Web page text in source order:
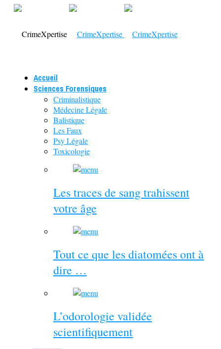
Accueil
Sciences Forensiques
Criminalistique
Médecine Légale
Balistique
Les Faux
Psy Légale
Toxicologie
Les traces de sang trahissent
votre âge
Tout ce que les diatomées ont à
dire …
L’odorologie validée
scientifiquement